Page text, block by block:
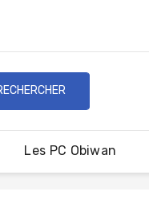
Les PC Obiwan